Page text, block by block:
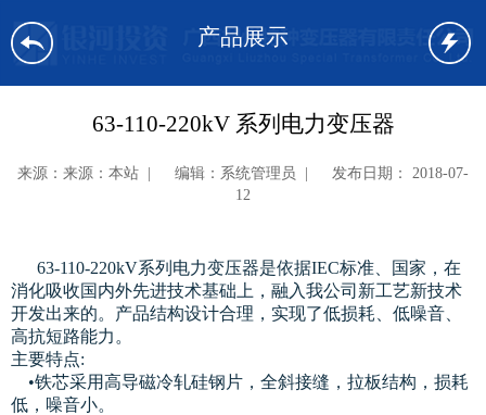
产品展示
63-110-220kV 系列电力变压器
来源：来源：本站 | 编辑：系统管理员 | 发布日期： 2018-07-
12
63-110-220kV系列电力变压器是依据IEC标准、国家，在
消化吸收国内外先进技术基础上，融入我公司新工艺新技术
开发出来的。产品结构设计合理，实现了低损耗、低噪音、
高抗短路能力。
主要特点:
•铁芯采用高导磁冷轧硅钢片，全斜接缝，拉板结构，损耗
低，噪音小。